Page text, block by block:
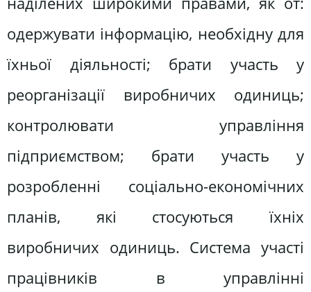
одержувати інформацію, необхідну для
їхньої діяльності; брати участь у
реорганізації виробничих одиниць;
контролювати управління
підприємством; брати участь у
розробленні соціально-економічних
планів, які стосуються їхніх
виробничих одиниць. Система участі
працівників в управлінні